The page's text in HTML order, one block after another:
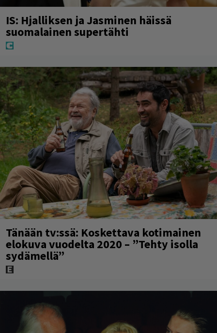
IS: Hjalliksen ja Jasminen häissä
suomalainen supertähti
Tänään tv:ssä: Koskettava kotimainen
elokuva vuodelta 2020 – ”Tehty isolla
sydämellä”